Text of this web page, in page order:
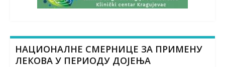
НАЦИОНАЛНЕ СМЕРНИЦЕ ЗА ПРИМЕНУ
ЛЕКОВА У ПЕРИОДУ ДОЈЕЊА